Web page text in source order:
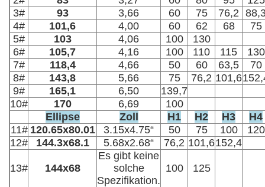
3#
93 3,66 60 75 76,2
4#
101,6 4,00 60 62 68
75
5#
103 4,06 100
130
6#
105,7 4,16 100 110 115
130
7#
118,4 4,66 50 60 63,5
70
8#
143,8 5,66 75 76,2 101,6
9#
165,1 6,50
139,7
10#
170 6,69
100
Ellipse
Zoll H1 H2 H3
H4
11# 120.65x80.01 3.15x4.75“ 50 75 100
120
12#
144.3x68.1 5.68x2.68“ 76,2 101,6152,4
13# 144x68
Es gibt keine
solche
Spezifikation.
100 125